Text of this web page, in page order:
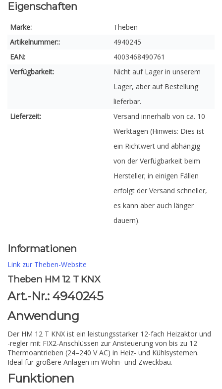
Eigenschaften
Marke:
Theben
Artikelnummer::
4940245
EAN:
4003468490761
Verfügbarkeit:
Nicht auf Lager in unserem
Lager, aber auf Bestellung
lieferbar.
Lieferzeit:
Versand innerhalb von ca. 10
Werktagen (Hinweis: Dies ist
ein Richtwert und abhängig
von der Verfügbarkeit beim
Hersteller; in einigen Fällen
erfolgt der Versand schneller,
es kann aber auch länger
dauern).
Informationen
Link zur Theben-Website
Theben HM 12 T KNX
Art.-Nr.: 4940245
Anwendung
Der HM 12 T KNX ist ein leistungsstarker 12-fach Heizaktor und
-regler mit FIX2-Anschlüssen zur Ansteuerung von bis zu 12
Thermoantrieben (24–240 V AC) in Heiz- und Kühlsystemen.
Ideal für größere Anlagen im Wohn- und Zweckbau.
Funktionen